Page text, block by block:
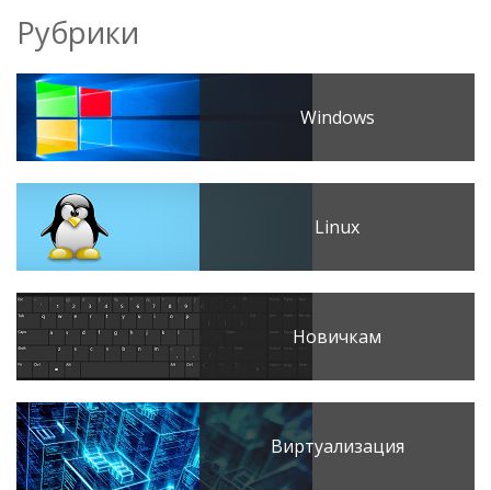
Рубрики
Windows
Linux
Новичкам
Виртуализация